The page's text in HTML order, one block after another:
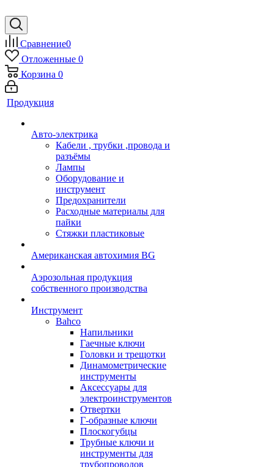
Сравнение0
Отложенные 0
Корзина 0
Продукция
Авто-электрика
Кабели , трубки ,провода и
разъёмы
Лампы
Оборудование и
инструмент
Предохранители
Расходные материалы для
пайки
Стяжки пластиковые
Американская автохимия BG
Аэрозольная продукция
собственного производства
Инструмент
Bahco
Напильники
Гаечные ключи
Головки и трещотки
Динамометрические
инструменты
Аксессуары для
электроинструментов
Отвертки
Г-образные ключи
Плоскогубцы
Трубные ключи и
инструменты для
трубопроводов